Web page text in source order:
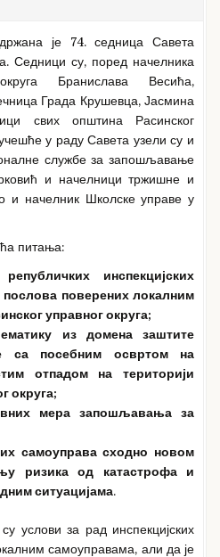
је 74. седница Савета
Седници су, поред начелника
Бранислава Весића,
Града Крушевца, Јасмина
свих општина Расинског
у раду Савета узели су и
службе за запошљавање
и начелници тржишне и
и начелник Школске управе у
питања:
инспекцијских
поверених локалним
управног округа;
из домена заштите
са посебним освртом на
отпадом на територији
округа;
мера запошљавања за
самоуправа сходно новом
ризика од катастрофа и
ситуацијама.
услови за рад инспекцијских
самоуправама, али да је